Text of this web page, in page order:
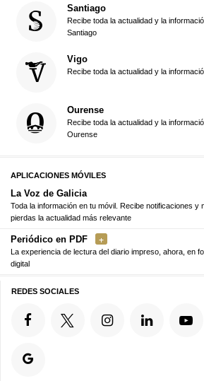
Santiago
Recibe toda la actualidad y la
Santiago
Vigo
Recibe toda la actualidad y la
Ourense
Recibe toda la actualidad y la
Ourense
APLICACIONES MÓVILES
La Voz de Galicia
Toda la información en tu móvil. Recibe notificaciones y
pierdas la actualidad más relevante
Periódico en PDF
La experiencia de lectura del diario impreso, ahora, en
digital
REDES SOCIALES